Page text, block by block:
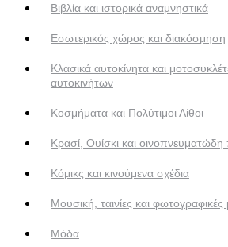
Βιβλία και ιστορικά αναμνηστικά
Εσωτερικός χώρος και διακόσμηση
Κλασικά αυτοκίνητα και
αυτοκινήτων
Κοσμήματα και Πολύτιμοι Λίθοι
Κρασί, Ουίσκι και
Κόμικς και κινούμενα σχέδια
Μουσική, ταινίες και φωτογραφικές
Μόδα